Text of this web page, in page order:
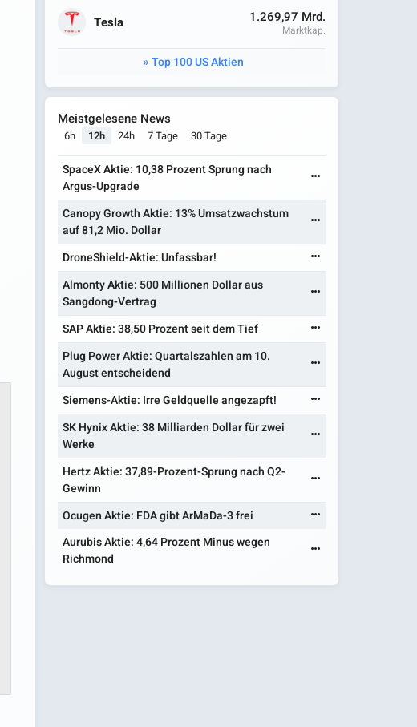
Tesla 1.269,97 Mrd.
Marktkap.
Top 100 US Aktien
Meistgelesene News
6h 12h 24h 7 Tage 30 Tage
SpaceX Aktie: 10,38 Prozent Sprung nach
Argus-Upgrade
Canopy Growth Aktie: 13% Umsatzwachstum
auf 81,2 Mio. Dollar
DroneShield-Aktie: Unfassbar!
Almonty Aktie: 500 Millionen Dollar aus
Sangdong-Vertrag
SAP Aktie: 38,50 Prozent seit dem Tief
Plug Power Aktie: Quartalszahlen am 10.
August entscheidend
Siemens-Aktie: Irre Geldquelle angezapft!
SK Hynix Aktie: 38 Milliarden Dollar für zwei
Werke
Hertz Aktie: 37,89-Prozent-Sprung nach Q2-
Gewinn
Ocugen Aktie: FDA gibt ArMaDa-3 frei
Aurubis Aktie: 4,64 Prozent Minus wegen
Richmond